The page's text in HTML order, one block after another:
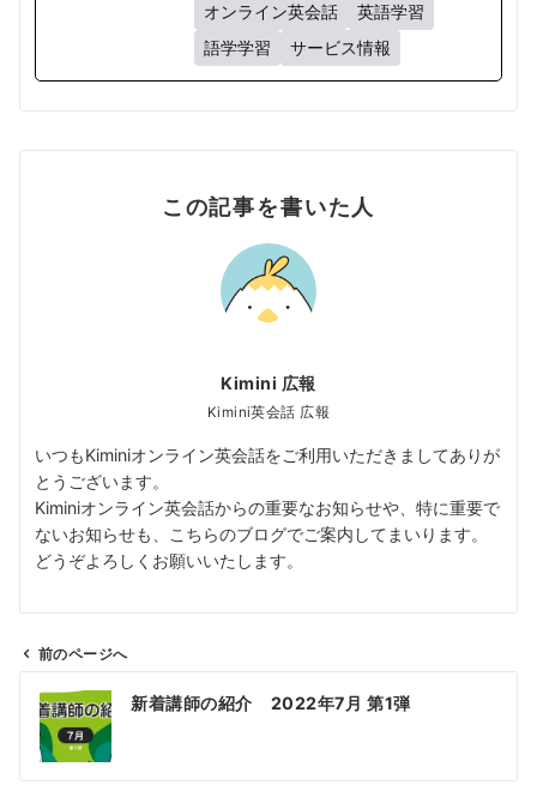
オンライン英会話
英語学習
語学学習
サービス情報
この記事を書いた人
Kimini 広報
Kimini英会話 広報
いつもKiminiオンライン英会話をご利用いただきましてありが
とうございます。
Kiminiオンライン英会話からの重要なお知らせや、特に重要で
ないお知らせも、こちらのブログでご案内してまいります。
どうぞよろしくお願いいたします。
ビ
前のページへ
新着講師の紹介 2022年7月 第1弾